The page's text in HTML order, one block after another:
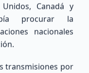
Canadá y
procurar la
nacionales
transmisiones por